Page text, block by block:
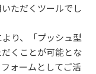
ただくツールでし
り、「プッシュ型
くことが可能とな
ォームとしてご活